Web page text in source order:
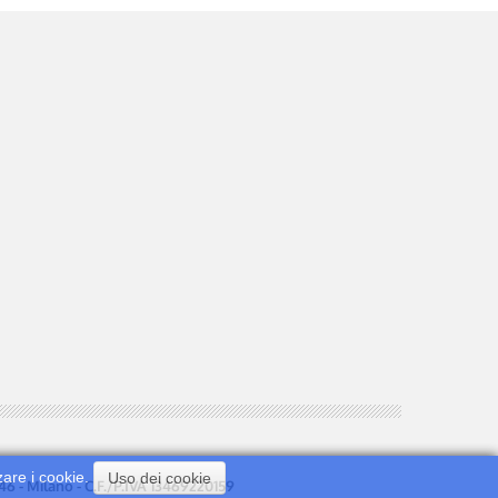
i cookie. Uso dei cookie
- Milano - C.F./P.IVA 13469220159